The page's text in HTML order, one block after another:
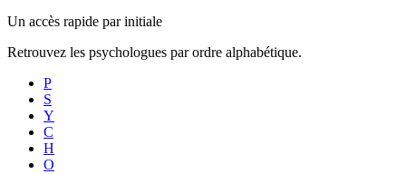
Un accès rapide par initiale
Retrouvez les psychologues par ordre alphabétique.
P
S
Y
C
H
O